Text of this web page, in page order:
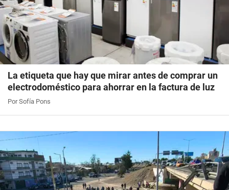
La etiqueta que hay que mirar antes de comprar un
electrodoméstico para ahorrar en la factura de luz
Por Sofía Pons